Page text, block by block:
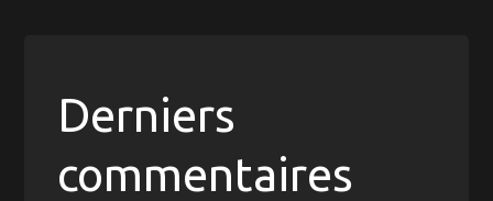
Derniers
commentaires